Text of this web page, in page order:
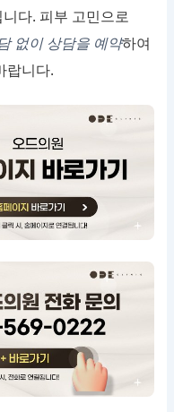
다. 피부 고민으로
없이 상담을 예약하여
랍니다.